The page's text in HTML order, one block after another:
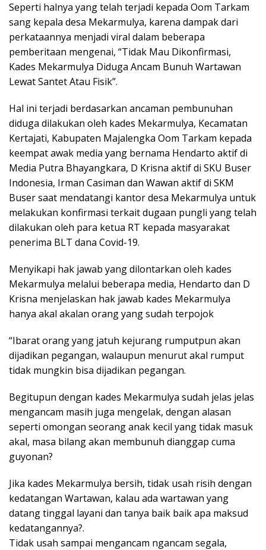
Seperti halnya yang telah terjadi kepada Oom Tarkam
sang kepala desa Mekarmulya, karena dampak dari
perkataannya menjadi viral dalam beberapa
pemberitaan mengenai, “Tidak Mau Dikonfirmasi,
Kades Mekarmulya Diduga Ancam Bunuh Wartawan
Lewat Santet Atau Fisik”.
Hal ini terjadi berdasarkan ancaman pembunuhan
diduga dilakukan oleh kades Mekarmulya, Kecamatan
Kertajati, Kabupaten Majalengka Oom Tarkam kepada
keempat awak media yang bernama Hendarto aktif di
Media Putra Bhayangkara, D Krisna aktif di SKU Buser
Indonesia, Irman Casiman dan Wawan aktif di SKM
Buser saat mendatangi kantor desa Mekarmulya untuk
melakukan konfirmasi terkait dugaan pungli yang telah
dilakukan oleh para ketua RT kepada masyarakat
penerima BLT dana Covid-19.
Menyikapi hak jawab yang dilontarkan oleh kades
Mekarmulya melalui beberapa media, Hendarto dan D
Krisna menjelaskan hak jawab kades Mekarmulya
hanya akal akalan orang yang sudah terpojok
“Ibarat orang yang jatuh kejurang rumputpun akan
dijadikan pegangan, walaupun menurut akal rumput
tidak mungkin bisa dijadikan pegangan.
Begitupun dengan kades Mekarmulya sudah jelas jelas
mengancam masih juga mengelak, dengan alasan
seperti omongan seorang anak kecil yang tidak masuk
akal, masa bilang akan membunuh dianggap cuma
guyonan?
Jika kades Mekarmulya bersih, tidak usah risih dengan
kedatangan Wartawan, kalau ada wartawan yang
datang tinggal layani dan tanya baik baik apa maksud
kedatangannya?.
Tidak usah sampai mengancam ngancam segala,